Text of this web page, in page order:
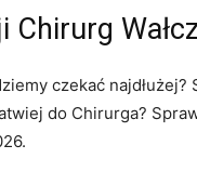
Chirurg Wałcz
czekać najdłużej?
do Chirurga?